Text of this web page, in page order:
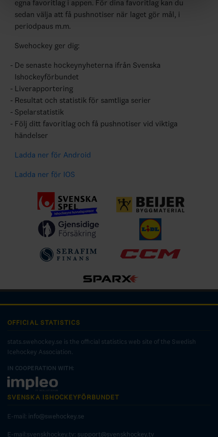
egna favoritlag i appen. För dina favoritlag kan du
sedan välja att få pushnotiser när laget gör mål, i
periodpaus m.m.
Swehockey ger dig:
De senaste hockeynyheterna ifrån Svenska
Ishockeyförbundet
Liverapportering
Resultat och statistik för samtliga serier
Spelarstatistik
Följ ditt favoritlag och få pushnotiser vid viktiga
händelser
Ladda ner för Android
Ladda ner för IOS
OFFICIAL STATISTICS
stats.swehockey.se is the official statistics web site of the Swedish
Icehockey Association.
IN COOPERATION WITH:
SVENSKA ISHOCKEYFÖRBUNDET
E-mail: info@swehockey.se
E-mail:svenskhockey.tv: support@svenskhockey.tv